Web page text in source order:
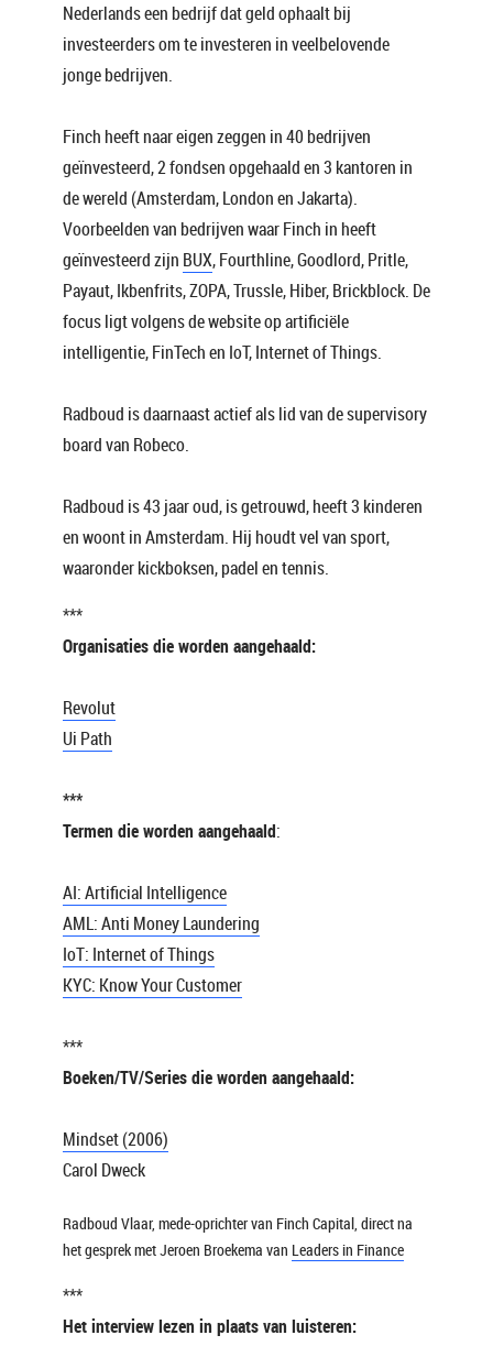
Nederlands een bedrijf dat geld ophaalt bij
investeerders om te investeren in veelbelovende
jonge bedrijven.
Finch heeft naar eigen zeggen in 40 bedrijven
geïnvesteerd, 2 fondsen opgehaald en 3 kantoren in
de wereld (Amsterdam, London en Jakarta).
Voorbeelden van bedrijven waar Finch in heeft
geïnvesteerd zijn BUX, Fourthline, Goodlord, Pritle,
Payaut, Ikbenfrits, ZOPA, Trussle, Hiber, Brickblock. De
focus ligt volgens de website op artificiële
intelligentie, FinTech en IoT, Internet of Things.
Radboud is daarnaast actief als lid van de supervisory
board van Robeco.
Radboud is 43 jaar oud, is getrouwd, heeft 3 kinderen
en woont in Amsterdam. Hij houdt vel van sport,
waaronder kickboksen, padel en tennis.
***
Organisaties die worden aangehaald:
Revolut
Ui Path
***
Termen die worden aangehaald:
AI: Artificial Intelligence
AML: Anti MoneyLaundering
IoT: Internet of Things
KYC: Know Your Customer
***
Boeken/TV/Series die worden aangehaald:
Mindset (2006)
Carol Dweck
Radboud Vlaar, mede-oprichter van Finch Capital, direct na
het gesprek met Jeroen Broekema van Leaders in Finance
***
Het interview lezen in plaats van luisteren: